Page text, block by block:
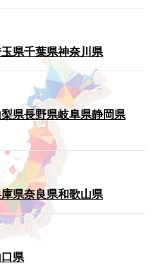
県千葉県神奈川県
県長野県岐阜県静岡県
県奈良県和歌山県
県